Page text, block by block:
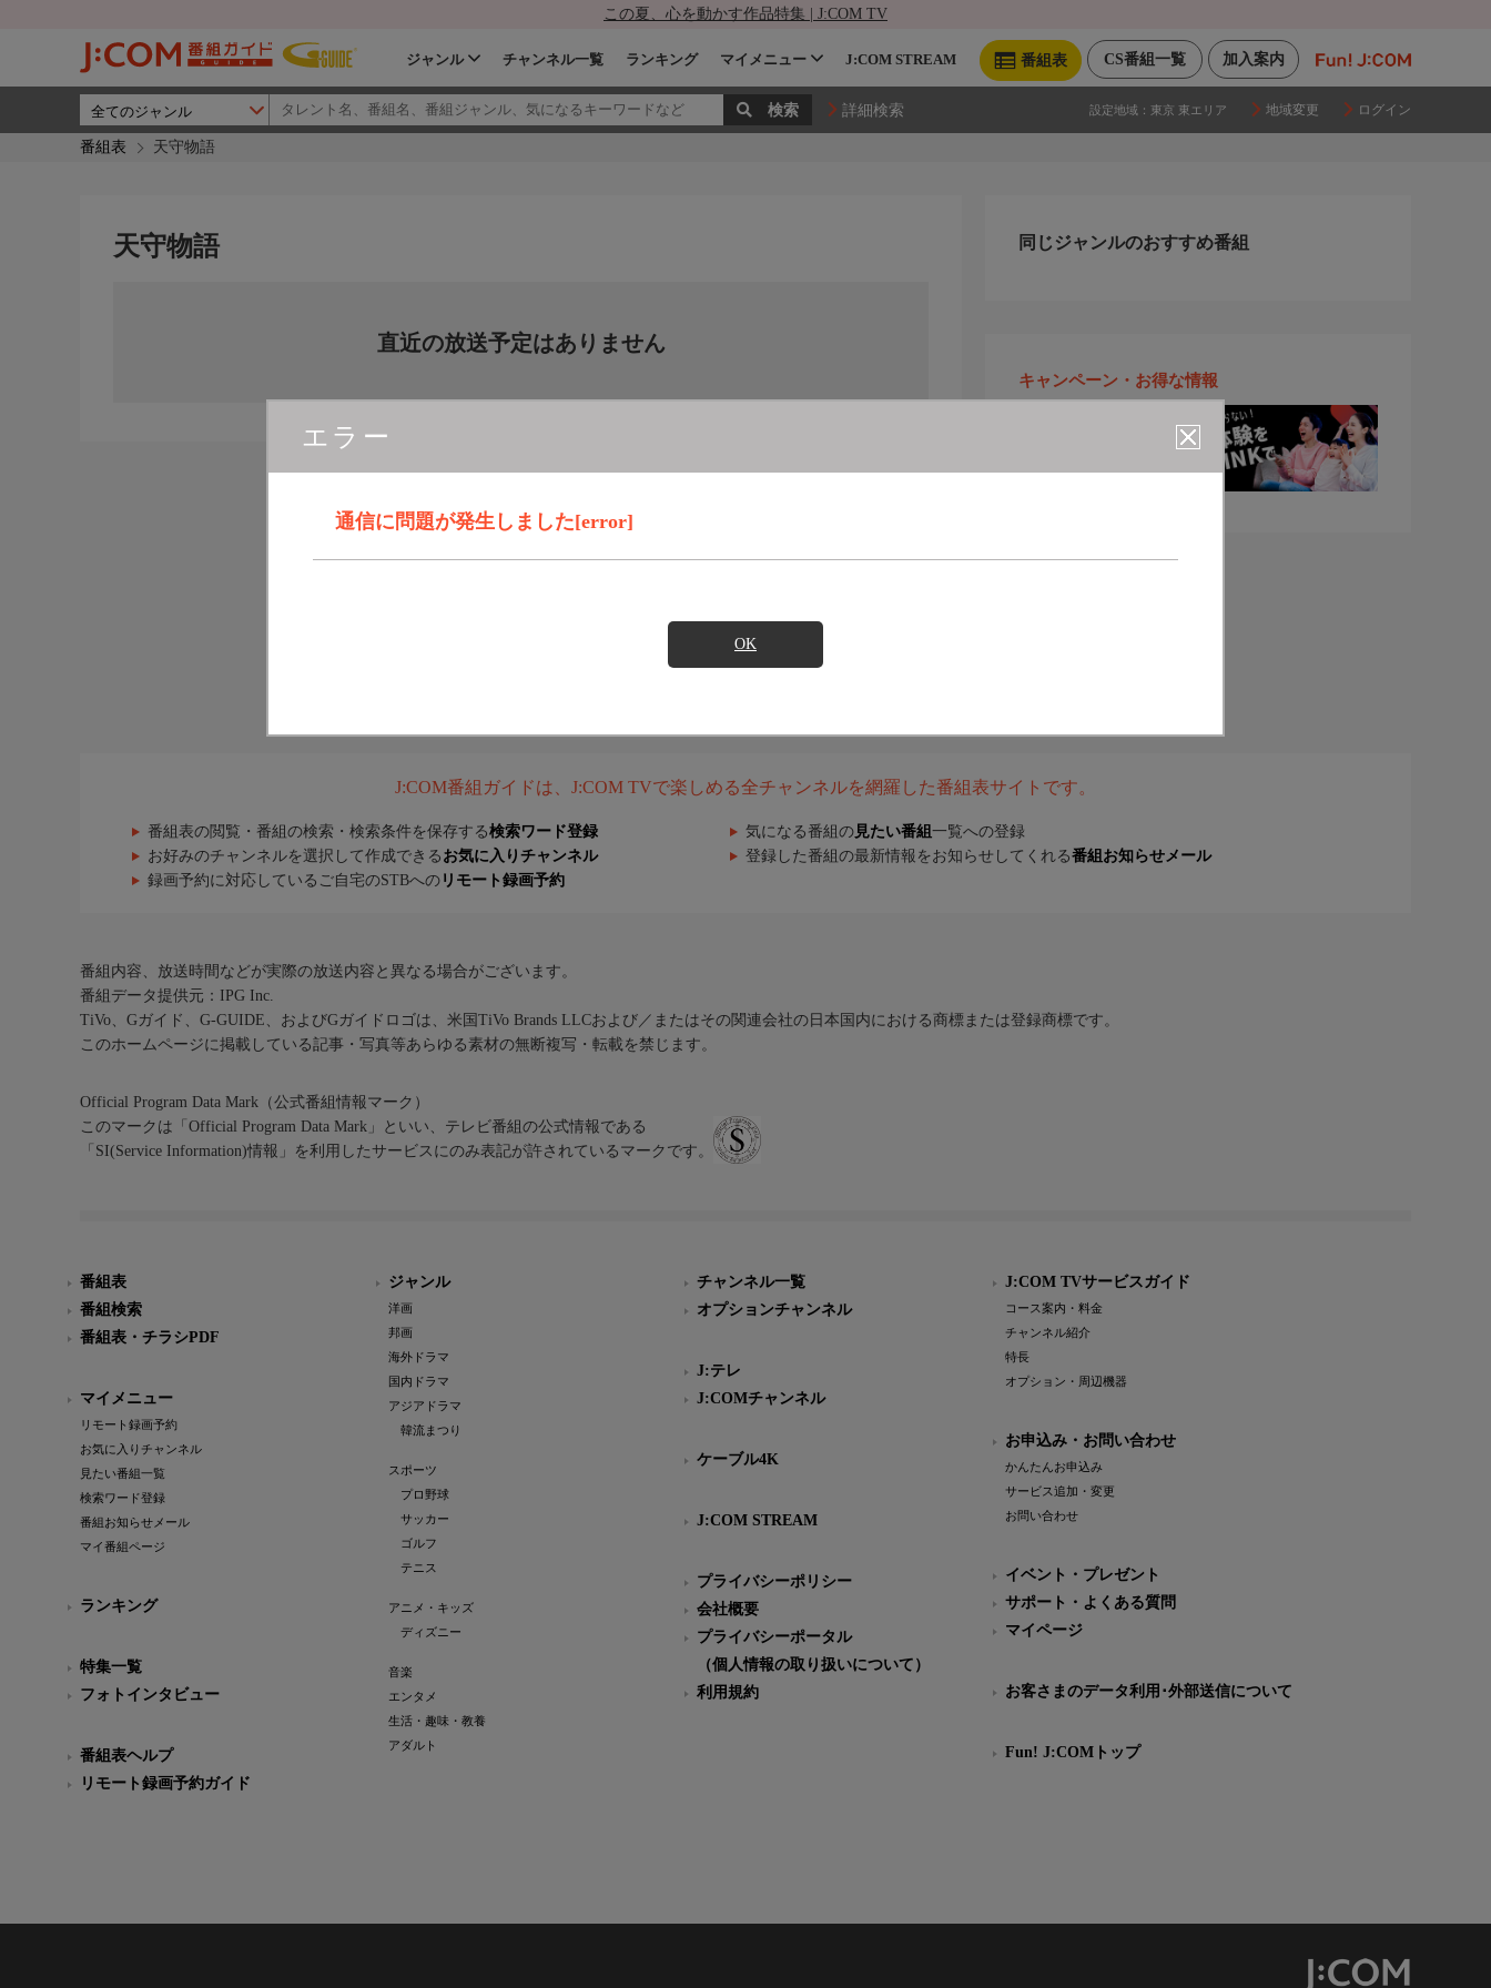
この夏、心を動かす作品特集 | J:COM TV
加入案内
CS番組一覧
番組表
ジャンル チャンネル一覧 ランキング マイメニュー J:COM STREAM
詳細検索 設定地域： 東京 東エリア 地域変更 ログイン
番組表 天守物語
エラー
通信に問題が発生しました[error]
OK
天守物語
直近の放送予定はありません
同じジャンルのおすすめ番組
キャンペーン・お得な情報
J:COM番組ガイドは、J:COM TVで楽しめる全チャンネルを網羅した番組表サイトです。
番組表の閲覧・番組の検索・検索条件を保存する検索ワード登録 気になる番組の 見たい番組 一覧への登録
お好みのチャンネルを選択して作成できる お気に入りチャンネル 登録した番組の最新情報をお知らせしてくれる番組お知らせメール
録画予約に対応しているご自宅のSTBへの リモート録画予約
番組内容、放送時間などが実際の放送内容と異なる場合がございます。
番組データ提供元：IPG Inc.
TiVo、Gガイド、G-GUIDE、およびGガイドロゴは、米国TiVo Brands LLCおよび／またはその関連会社の日本国内における商標または登録商標です。
このホームページに掲載している記事・写真等あらゆる素材の無断複写・転載を禁じます。
Official Program Data Mark（公式番組情報マーク）
このマークは「Official Program Data Mark」といい、テレビ番組の公式情報である
「SI(Service Information)情報」を利用したサービスにのみ表記が許されているマークです。
番組表
番組検索
番組表・チラシPDF
マイメニュー
リモート録画予約
お気に入りチャンネル
見たい番組一覧
検索ワード登録
番組お知らせメール
マイ番組ページ
ランキング
特集一覧
フォトインタビュー
番組表ヘルプ
リモート録画予約ガイド
ジャンル
洋画
邦画
海外ドラマ
国内ドラマ
アジアドラマ
韓流まつり
スポーツ
プロ野球
サッカー
ゴルフ
テニス
アニメ・キッズ
ディズニー
音楽
エンタメ
生活・趣味・教養
アダルト
チャンネル一覧
オプションチャンネル
J:テレ
J:COMチャンネル
ケーブル4K
J:COM STREAM
プライバシーポリシー
会社概要
プライバシーポータル
（個人情報の取り扱いについて）
利用規約
J:COM TVサービスガイド
コース案内・料金
チャンネル紹介
特長
オプション・周辺機器
お申込み・お問い合わせ
かんたんお申込み
サービス追加・変更
お問い合わせ
イベント・プレゼント
サポート・よくある質問
マイページ
お客さまのデータ利用･外部送信について
Fun! J:COMトップ